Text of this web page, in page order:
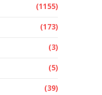
(1155)
(173)
(3)
(5)
(39)